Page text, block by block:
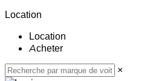
Location
Location
Acheter
×